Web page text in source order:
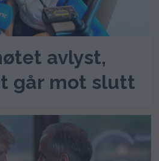
avlyst,
går mot slutt